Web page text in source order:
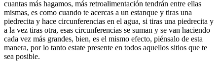
cuantas más hagamos, más retroalimentación tendrán entre ellas
mismas, es como cuando te acercas a un estanque y tiras una
piedrecita y hace circunferencias en el agua, si tiras una piedrecita y
a la vez tiras otra, esas circunferencias se suman y se van haciendo
cada vez más grandes, bien, es el mismo efecto, piénsalo de esta
manera, por lo tanto estate presente en todos aquellos sitios que te
sea posible.